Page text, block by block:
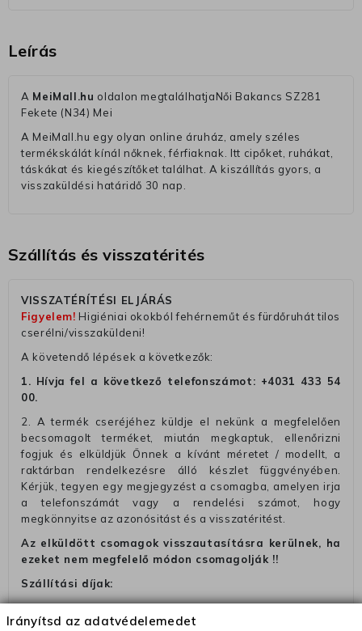
Leírás
A MeiMall.hu oldalon megtalálhatjaNői Bakancs SZ281
Fekete (N34) Mei
A MeiMall.hu egy olyan online áruház, amely széles
termékskálát kínál nőknek, férfiaknak. Itt cipőket, ruhákat,
táskákat és kiegészítőket találhat. A kiszállítás gyors, a
visszaküldési határidő 30 nap.
Szállítás és visszatérités
VISSZATÉRÍTÉSI ELJÁRÁS
Figyelem! Higiéniai okokból fehérneműt és fürdőruhát tilos
cserélni/visszaküldeni!
A követendő lépések a következők:
1. Hívja fel a következő telefonszámot: +4031 433 54
00.
2. A termék cseréjéhez küldje el nekünk a megfelelően
becsomagolt terméket, miután megkaptuk, ellenőrizni
fogjuk és elküldjük Önnek a kívánt méretet / modellt, a
raktárban rendelkezésre álló készlet függvényében.
Kérjük, tegyen egy megjegyzést a csomagba, amelyen irja
a telefonszámát vagy a rendelési számot, hogy
megkönnyitse az azonósitást és a visszatéritést.
Az elküldött csomagok visszautasításra kerülnek, ha
ezeket nem megfelelő módon csomagolják !!
Szállítási díjak:
– Futár - kézbesítés az ország egész területén, 2-3
munkanapon belül a megrendelés e-mailben / sms-ben
Irányítsd az adatvédelemedet